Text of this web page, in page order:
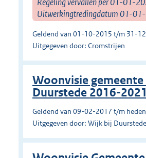
Uitwerkingtredingdatum 01-
Geldend van 01-10-2015 t/m 31-
Uitgegeven door: Cromstrijen
Woonvisie
Duurstede 2016-2021
Geldend van 09-02-2017 t/m heden
Uitgegeven door: Wijk bij Duurstede